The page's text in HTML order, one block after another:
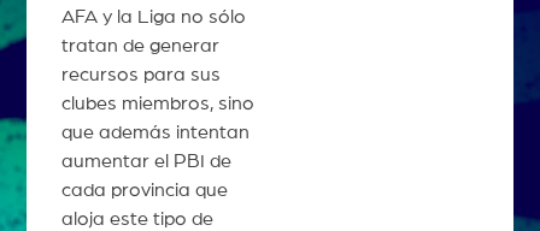
AFA y la Liga no sólo
tratan de generar
recursos para sus
clubes miembros, sino
que además intentan
aumentar el PBI de
cada provincia que
aloja este tipo de